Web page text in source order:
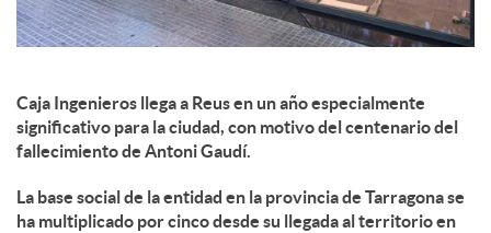
Caja Ingenieros llega a Reus en un año especialmente
significativo para la ciudad, con motivo del centenario del
fallecimiento de Antoni Gaudí.
La base social de la entidad en la provincia de Tarragona se
ha multiplicado por cinco desde su llegada al territorio en